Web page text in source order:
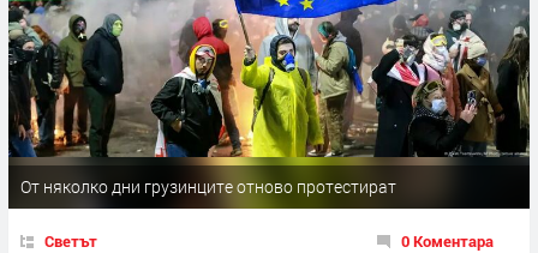
От няколко дни грузинците отново протестират
Светът 0 Коментара